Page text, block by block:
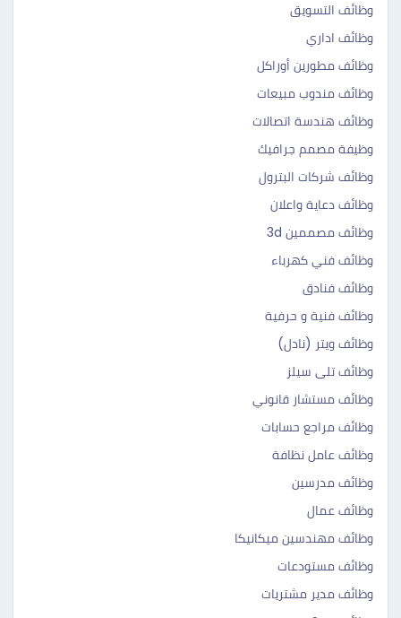
وظائف التسويق
وظائف اداري
وظائف مطورين أوراكل
وظائف مندوب مبيعات
وظائف هندسة اتصالات
وظيفة مصمم جرافيك
وظائف شركات البترول
وظائف دعاية واعلان
وظائف مصممين 3d
وظائف فني كهرباء
وظائف فنادق
وظائف فنية و حرفية
وظائف ويتر (نادل)
وظائف تلى سيلز
وظائف مستشار قانوني
وظائف مراجع حسابات
وظائف عامل نظافة
وظائف مدرسين
وظائف عمال
وظائف مهندسين ميكانيكا
وظائف مستودعات
وظائف مدير مشتريات